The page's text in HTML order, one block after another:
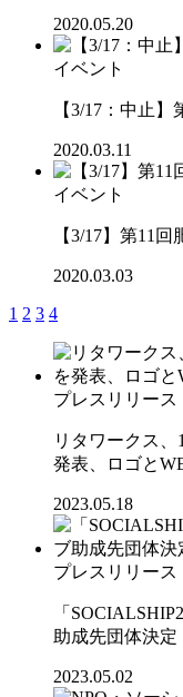
2020.05.20
イベント
【3/17：中止
2020.03.11
イベント
【3/17】第11
2020.03.03
1 2 3 4
プレスリリース
リタワークス
発表、ロゴと
2023.05.18
プレスリリース
「
助成先団体決定
2023.05.02